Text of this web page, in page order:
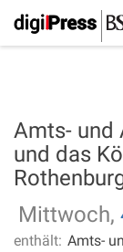
Amts- und
und das
Mittwoch,
enthält: Amts-